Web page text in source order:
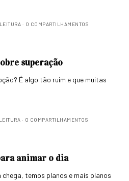
0 COMPARTILHAMENTOS
superação
É algo tão ruim e que muitas
0 COMPARTILHAMENTOS
animar o dia
chega, temos planos e mais planos